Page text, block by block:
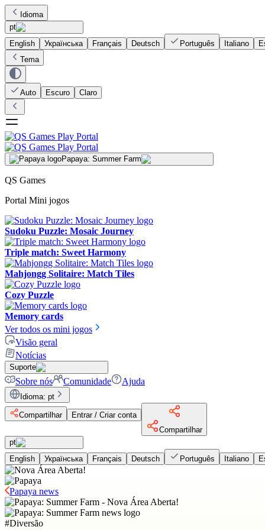
Idioma
pt
English
Українська Français Deutsch Português Italiano
Tema
Auto Escuro Claro
Papaya: Summer Farm
QS Games
Portal Mini jogos
Sudoku Puzzle: Mosaic Journey
Triple match: Sweet Harmony
Mahjongg Solitaire: Match Tiles
Cozy Puzzle
Memory cards
Ver todos os mini jogos
Visão geral
Notícias
Suporte
Sobre nós Comunidade Ajuda
Idioma: pt
Compartilhar
Entrar / Criar conta
Compartilhar
pt
English
Українська Français Deutsch Português Italiano
Papaya news
#Diversão